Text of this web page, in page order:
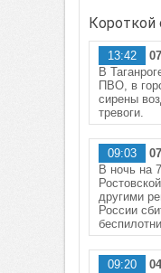
Короткой
13:42
В
ПВО, в
сирены
тревоги.
09:03
В ночь на
другими
России
09:20